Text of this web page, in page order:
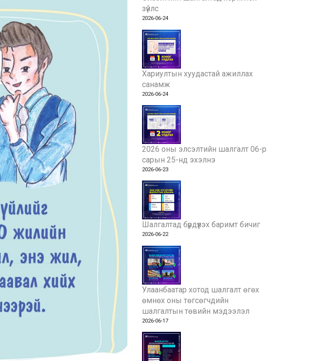
зүйлс
2026-06-24
Хариултын хуудастай ажиллах
санамж
2026-06-24
2026 оны элсэлтийн шалгалт 06-р
сарын 25-нд эхэлнэ
2026-06-23
Шалгалтад бүрдүүлэх баримт бичиг
2026-06-22
Улаанбаатар хотод шалгалт өгөх
өмнөх оны төгсөгчдийн
шалгалтын төвийн мэдээлэл
2026-06-17